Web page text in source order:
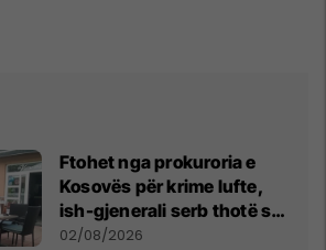
Ftohet nga prokuroria e
Kosovës për krime lufte,
ish-gjenerali serb thotë se
dikush e tradhtoi në
02/08/2026